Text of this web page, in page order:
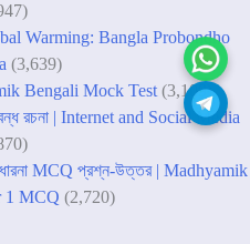
Warming: Bangla Probondho
(3,639)
Bengali Mock Test (3,109)
রচনা | Internet and Social Media
ধারনা MCQ প্রশ্ন-উত্তর | Madhyamik
1 MCQ (2,720)